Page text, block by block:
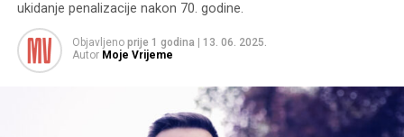
ukidanje penalizacije nakon 70. godine.
Objavljeno prije 1 godina
13. 06. 2025.
Autor Moje Vrijeme